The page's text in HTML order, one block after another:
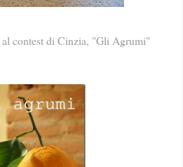
al contest di Cinzia, "Gli Agrumi"